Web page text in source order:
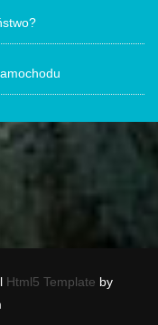
Html5 Template by